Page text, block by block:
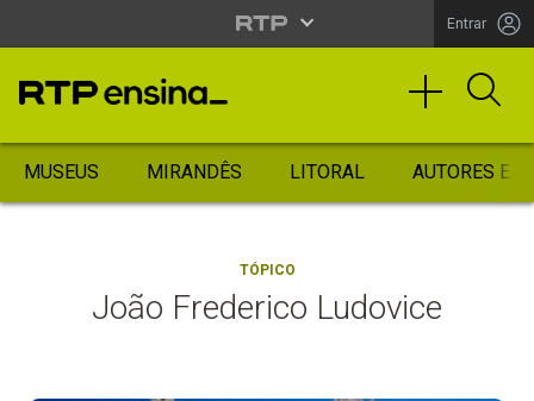
Entrar
MUSEUS MIRANDÊS LITORAL AUTORES
TÓPICO
João Frederico Ludovice